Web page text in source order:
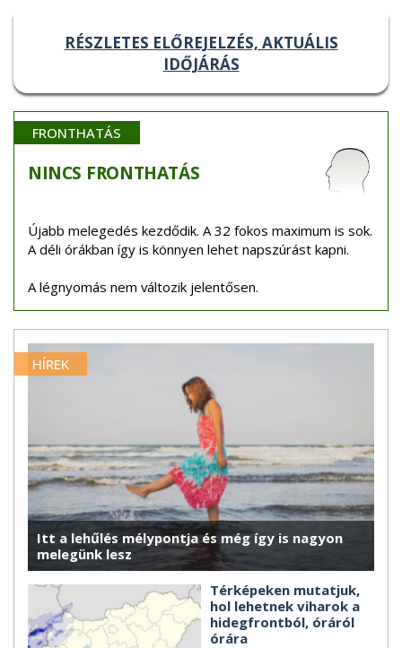
RÉSZLETES ELŐREJELZÉS, AKTUÁLIS
IDŐJÁRÁS
FRONTHATÁS
NINCS FRONTHATÁS
Újabb melegedés kezdődik. A 32 fokos maximum is sok.
A déli órákban így is könnyen lehet napszúrást kapni.
A légnyomás nem változik jelentősen.
HÍREK
Itt a lehűlés mélypontja és még így is nagyon
melegünk lesz
Térképeken mutatjuk,
hol lehetnek viharok a
hidegfrontból, óráról
órára